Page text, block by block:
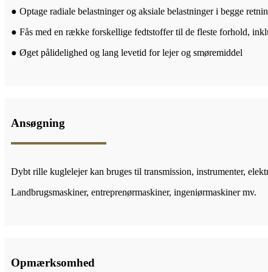
● Optage radiale belastninger og aksiale belastninger i begge
● Fås med en række forskellige fedtstoffer til de fleste forhold,
● Øget pålidelighed og lang levetid for lejer og smøremiddel
Ansøgning
Dybt rille kuglelejer kan bruges til transmission, instrumenter,
Landbrugsmaskiner, entreprenørmaskiner, ingeniørmaskiner mv.
Opmærksomhed